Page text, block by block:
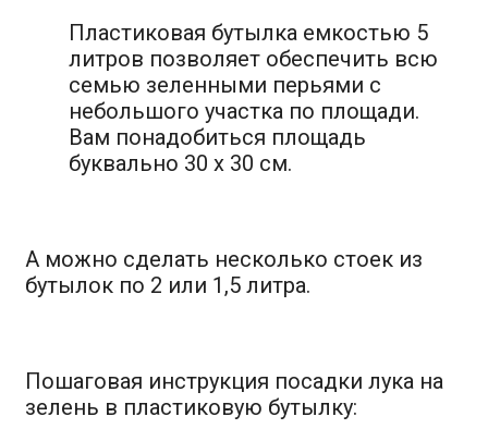
Пластиковая бутылка емкостью 5
литров позволяет обеспечить всю
семью зеленными перьями с
небольшого участка по площади.
Вам понадобиться площадь
буквально 30 х 30 см.
А можно сделать несколько стоек из
бутылок по 2 или 1,5 литра.
Пошаговая инструкция посадки лука на
зелень в пластиковую бутылку: